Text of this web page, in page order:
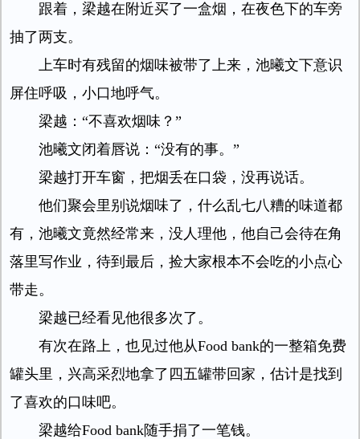
跟着，梁越在附近买了一盒烟，在夜色下的车旁
抽了两支。
上车时有残留的烟味被带了上来，池曦文下意识
屏住呼吸，小口地呼气。
梁越：“不喜欢烟味？”
池曦文闭着唇说：“没有的事。”
梁越打开车窗，把烟丢在口袋，没再说话。
他们聚会里别说烟味了，什么乱七八糟的味道都
有，池曦文竟然经常来，没人理他，他自己会待在角
落里写作业，待到最后，捡大家根本不会吃的小点心
带走。
梁越已经看见他很多次了。
有次在路上，也见过他从Food bank的一整箱免费
罐头里，兴高采烈地拿了四五罐带回家，估计是找到
了喜欢的口味吧。
梁越给Food bank随手捐了一笔钱。